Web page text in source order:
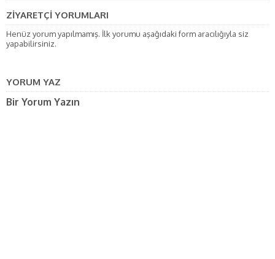
ZİYARETÇİ YORUMLARI
Henüz yorum yapılmamış. İlk yorumu aşağıdaki form aracılığıyla siz
yapabilirsiniz.
YORUM YAZ
Bir Yorum Yazın